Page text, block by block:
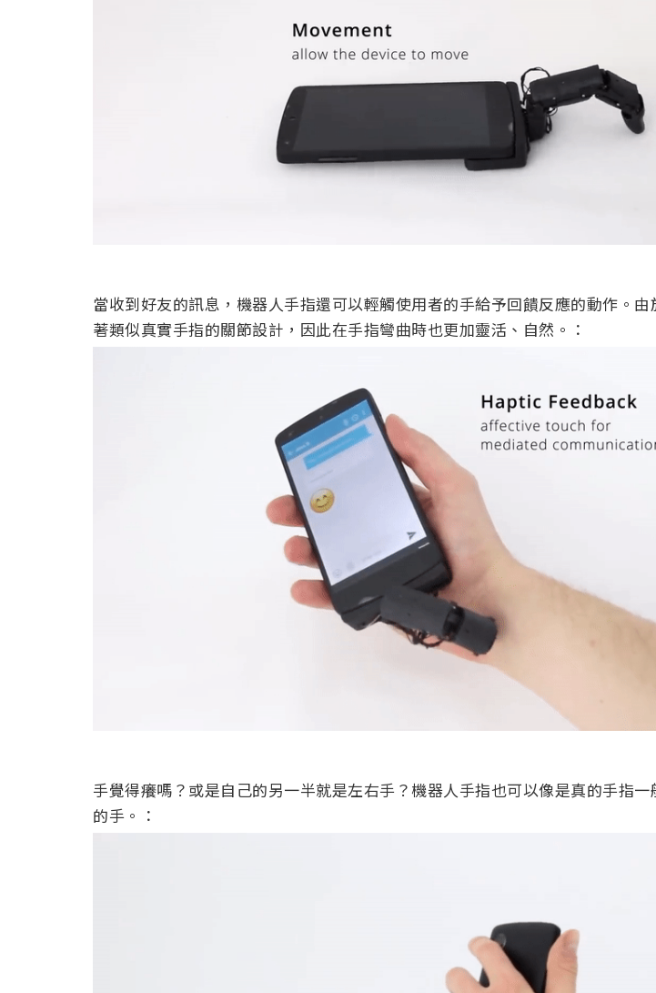
當收到好友的訊息，機器人手指還可以輕觸使用者的手給予回饋反應的動作。由
著類似真實手指的關節設計，因此在手指彎曲時也更加靈活、自然。：
手覺得癢嗎？或是自己的另一半就是左右手？機器人手指也可以像是真的手指一
的手。：